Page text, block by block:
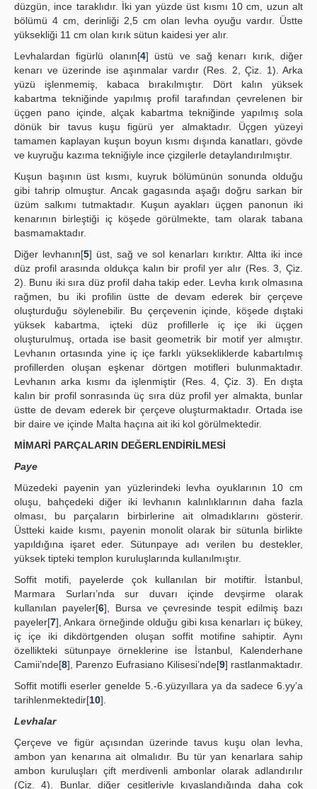
düzgün, ince taraklıdır. İki yan yüzde üst kısmı 10 cm, uzun alt
bölümü 4 cm, derinliği 2,5 cm olan levha oyuğu vardır. Üstte
yüksekliği 11 cm olan kırık sütun kaidesi yer alır.
Levhalardan figürlü olanın[4] üstü ve sağ kenarı kırık, diğer
kenarı ve üzerinde ise aşınmalar vardır (Res. 2, Çiz. 1). Arka
yüzü işlenmemiş, kabaca bırakılmıştır. Dört kalın yüksek
kabartma tekniğinde yapılmış profil tarafından çevrelenen bir
üçgen pano içinde, alçak kabartma tekniğinde yapılmış sola
dönük bir tavus kuşu figürü yer almaktadır. Üçgen yüzeyi
tamamen kaplayan kuşun boyun kısmı dışında kanatları, gövde
ve kuyruğu kazıma tekniğiyle ince çizgilerle detaylandırılmıştır.
Kuşun başının üst kısmı, kuyruk bölümünün sonunda olduğu
gibi tahrip olmuştur. Ancak gagasında aşağı doğru sarkan bir
üzüm salkımı tutmaktadır. Kuşun ayakları üçgen panonun iki
kenarının birleştiği iç köşede görülmekte, tam olarak tabana
basmamaktadır.
Diğer levhanın[5] üst, sağ ve sol kenarları kırıktır. Altta iki ince
düz profil arasında oldukça kalın bir profil yer alır (Res. 3, Çiz.
2). Bunu iki sıra düz profil daha takip eder. Levha kırık olmasına
rağmen, bu iki profilin üstte de devam ederek bir çerçeve
oluşturduğu söylenebilir. Bu çerçevenin içinde, köşede dıştaki
yüksek kabartma, içteki düz profillerle iç içe iki üçgen
oluşturulmuş, ortada ise basit geometrik bir motif yer almıştır.
Levhanın ortasında yine iç içe farklı yüksekliklerde kabartılmış
profillerden oluşan eşkenar dörtgen motifleri bulunmaktadır.
Levhanın arka kısmı da işlenmiştir (Res. 4, Çiz. 3). En dışta
kalın bir profil sonrasında üç sıra düz profil yer almakta, bunlar
üstte de devam ederek bir çerçeve oluşturmaktadır. Ortada ise
bir daire ve içinde Malta haçına ait iki kol görülmektedir.
MİMARİ PARÇALARIN DEĞERLENDİRİLMESİ
Paye
Müzedeki payenin yan yüzlerindeki levha oyuklarının 10 cm
oluşu, bahçedeki diğer iki levhanın kalınlıklarının daha fazla
olması, bu parçaların birbirlerine ait olmadıklarını gösterir.
Üstteki kaide kısmı, payenin monolit olarak bir sütunla birlikte
yapıldığına işaret eder. Sütunpaye adı verilen bu destekler,
yüksek tipteki templon kuruluşlarında kullanılmıştır.
Soffit motifi, payelerde çok kullanılan bir motiftir. İstanbul,
Marmara Surları’nda sur duvarı içinde devşirme olarak
kullanılan payeler[6], Bursa ve çevresinde tespit edilmiş bazı
payeler[7], Ankara örneğinde olduğu gibi kısa kenarları iç bükey,
iç içe iki dikdörtgenden oluşan soffit motifine sahiptir. Aynı
özellikteki sütunpaye örneklerine ise İstanbul, Kalenderhane
Camii’nde[8], Parenzo Eufrasiano Kilisesi’nde[9] rastlanmaktadır.
Soffit motifli eserler genelde 5.-6.yüzyıllara ya da sadece 6.yy’a
tarihlenmektedir[10].
Levhalar
Çerçeve ve figür açısından üzerinde tavus kuşu olan levha,
ambon yan kenarına ait olmalıdır. Bu tür yan kenarlara sahip
ambon kuruluşları çift merdivenli ambonlar olarak adlandırılır
(Çiz. 4). Bunlar, diğer çeşitleriyle kıyaslandığında daha çok